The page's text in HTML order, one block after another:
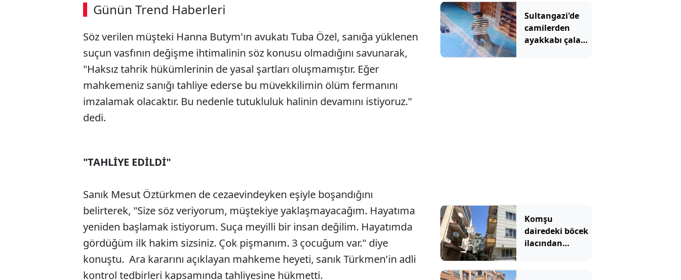
Günün Trend Haberleri
SÖZCÜ SON DAKİKA
Söz verilen müşteki Hanna Butym'ın avukatı Tuba Özel, sanığa yüklenen
suçun vasfının değişme ihtimalinin söz konusu olmadığını savunarak,
"Haksız tahrik hükümlerinin de yasal şartları oluşmamıştır. Eğer
mahkemeniz sanığı tahliye ederse bu müvekkilimin ölüm fermanını
imzalamak olacaktır. Bu nedenle tutukluluk halinin devamını istiyoruz."
dedi.
"TAHLİYE EDİLDİ"
Sanık Mesut Öztürkmen de cezaevindeyken eşiyle boşandığını
belirterek, "Size söz veriyorum, müştekiye yaklaşmayacağım. Hayatıma
yeniden başlamak istiyorum. Suça meyilli bir insan değilim. Hayatımda
gördüğüm ilk hakim sizsiniz. Çok pişmanım. 3 çocuğum var." diye
konuştu. Ara kararını açıklayan mahkeme heyeti, sanık Türkmen'in adli
kontrol tedbirleri kapsamında tahliyesine hükmetti.
Sultangazi'de
camilerden
ayakkabı çalan
Komşu
dairedeki böcek
ilacından